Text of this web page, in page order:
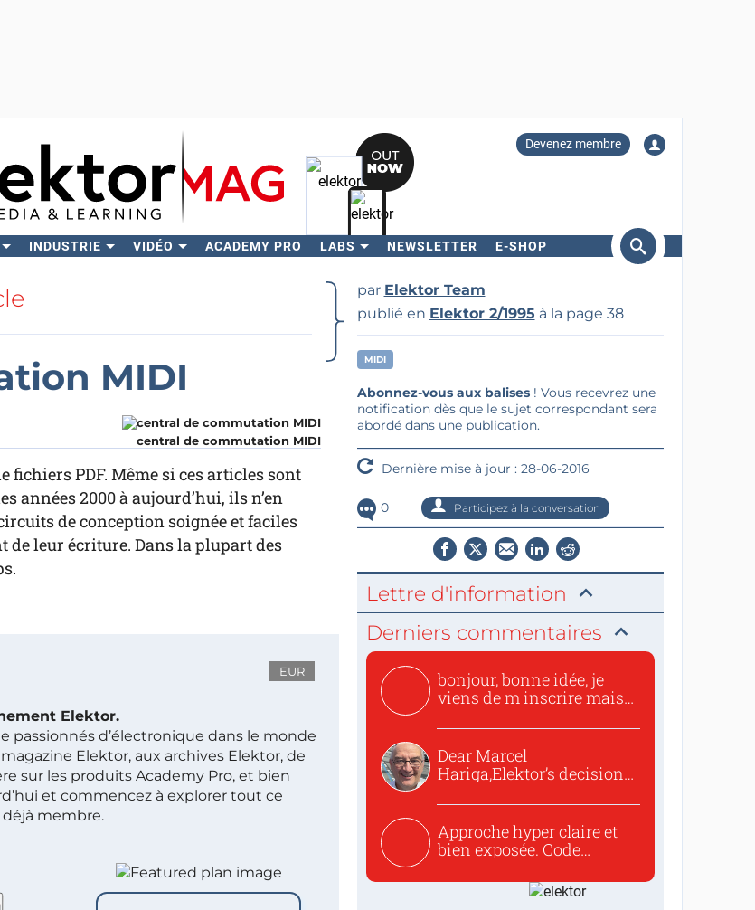
Devenez membre
INDUSTRIE VIDÉO ACADEMY PRO LABS NEWSLETTER E-SHOP
Rechercher
MIDI
central de commutation MIDI
PDF. Même si ces articles sont
années 2000 à aujourd’hui, ils n’en
de conception soignée et faciles
de leur écriture. Dans la plupart des
EUR
Elektor.
passionnés d’électronique dans le monde
Elektor, aux archives Elektor, de
sur les produits Academy Pro, et bien
et commencez à explorer tout ce
déjà membre.
par Elektor Team
publié en Elektor 2/1995 à la page 38
MIDI
Abonnez-vous aux balises! Vous recevrez une
notification dès que le sujet correspondant sera
abordé dans une publication.
Dernière mise à jour : 28-06-2016
0 Participez à la conversation
Lettre d'information
Derniers commentaires
bonjour, bonne idée, je
viens de m inscrire mais
Dear Marcel
Hariga,Elektor’s decision
Approche hyper claire et
bien exposée. Code